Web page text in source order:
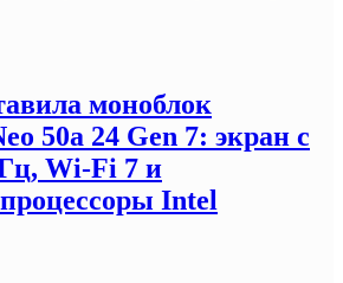
моноблок
50a 24 Gen 7: экран с
Wi-Fi 7 и
Intel